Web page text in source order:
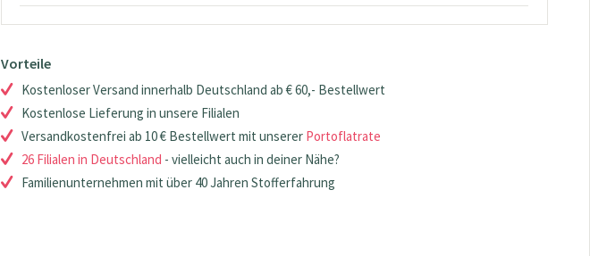
Vorteile
Kostenloser Versand innerhalb Deutschland ab € 60,- Bestellwert
Kostenlose Lieferung in unsere Filialen
Versandkostenfrei ab 10 € Bestellwert mit unserer Portoflatrate
26 Filialen in Deutschland - vielleicht auch in deiner Nähe?
Familienunternehmen mit über 40 Jahren Stofferfahrung